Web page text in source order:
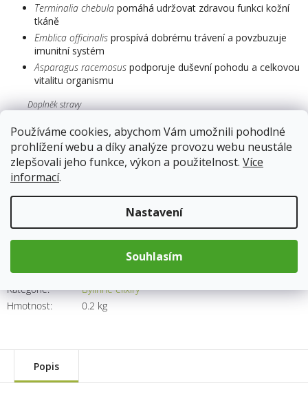
Používáme cookies, abychom Vám umožnili pohodlné
prohlížení webu a díky analýze provozu webu neustále
zlepšovali jeho funkce, výkon a použitelnost. Více
informací.
Nastavení
Souhlasím
Skladem 13.8.2026
Terminalia chebula pomáhá udržovat zdravou funkci kožní
tkáně
Emblica officinalis prospívá dobrému trávení a povzbuzuje
imunitní systém
Asparagus racemosus podporuje duševní pohodu a celkovou
vitalitu organismu
Doplněk stravy
Kód produktu:
3367
Kategorie:
Bylinné elixíry
Hmotnost: 0.2 kg
cena:
Popis